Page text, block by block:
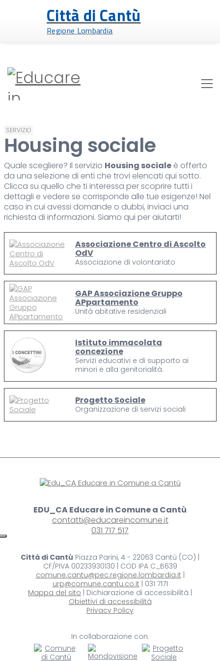
Città di Cantù
Regione Lombardia
SERVIZIO
Housing sociale
Quale scegliere? Il servizio Housing socialeè offerto
da una selezione di enti che trovi elencati qui sotto.
Clicca su quello che ti interessa per scoprire tutti i
dettagli e vedere se corrisponde alle tue esigenze! Nel
caso in cui avessi domande o dubbi, inviaci una
richiesta di informazioni. Siamo qui per aiutarti!
Associazione Centro di Ascolto
OdV
Associazione di volontariato
GAP Associazione Gruppo
APpartamento
Unità abitative residenziali
Istituto immacolata
concezione
Servizi educativi e di supporto ai
minori e alla genitorialità.
Progetto Sociale
Organizzazione di servizi sociali
EDU_CA Educare in Comune a Cantù
contatti@educareincomune.it
031 717 517
Città di Cantù Piazza Parini, 4 - 22063 Cantù (CO) |
CF/PIVA 00233930130 | COD IPA C_B639
comune.cantu@pec.regione.lombardia.it
urp@comune.cantu.co.it | 031 7171
Mappa del sito | Dichiarazione di accessibilità |
Obiettivi di accessibilità
Privacy Policy
In collaborazione con: